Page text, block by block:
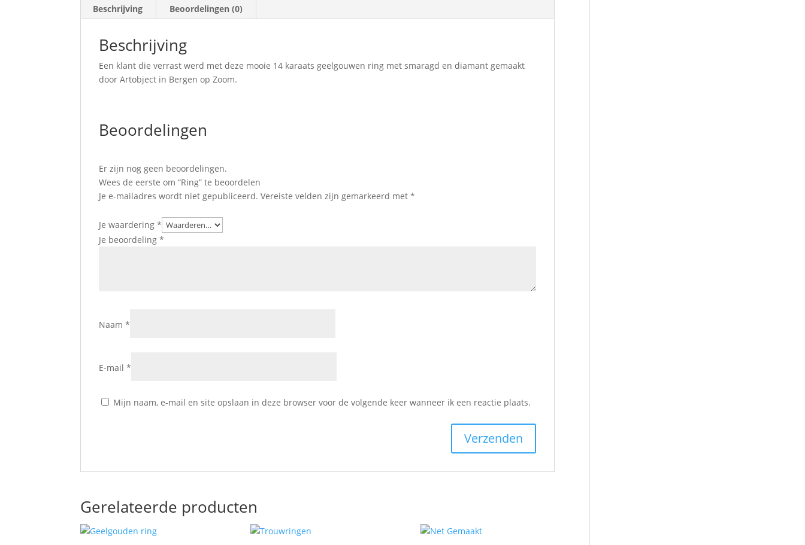
Beschrijving Beoordelingen (0)
Beschrijving
Een klant die verrast werd met deze mooie 14 karaats geelgouwen ring met smaragd en diamant gemaakt
door Artobject in Bergen op Zoom.
Beoordelingen
Er zijn nog geen beoordelingen.
Wees de eerste om “Ring” te beoordelen
Je e-mailadres wordt niet gepubliceerd. Vereiste velden zijn gemarkeerd met*
Je waardering*
Je beoordeling*
Naam*
E-mail*
Mijn naam, e-mail en site opslaan in deze browser voor de volgende keer wanneer ik een reactie plaats.
Gerelateerde producten